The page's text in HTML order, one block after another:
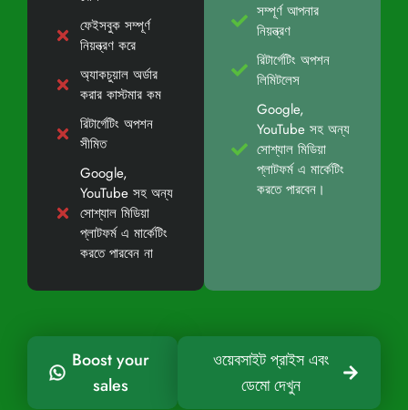
ফেইসবুক সম্পূর্ণ
নিয়ন্ত্রণ করে
অ্যাকচুয়াল অর্ডার
করার কাস্টমার কম
রিটার্গেটিং অপশন
সীমিত
Google,
YouTube সহ অন্য
সোশ্যাল মিডিয়া
প্লাটফর্ম এ মার্কেটিং
করতে পারবেন না
সম্পূর্ণ আপনার
নিয়ন্ত্রণ
রিটার্গেটিং অপশন
লিমিটলেস
Google,
YouTube সহ অন্য
সোশ্যাল মিডিয়া
প্লাটফর্ম এ মার্কেটিং
করতে পারবেন।
Boost your
sales
ওয়েবসাইট প্রাইস এবং
ডেমো দেখুন